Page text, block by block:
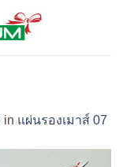
in แผ่นรองเมาส์ 07